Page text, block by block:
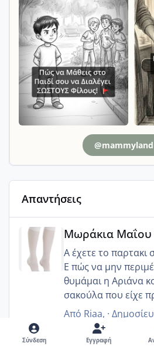
Απαντήσεις
Μωράκια Μαΐου 2026 🌸🌻🌹
Μωράκια Μαΐου
Α έχετε το παρτακι
Ε πώς να μην
θυμάμαι η Αριάνα
σακούλα που είχε
πάρτι της, τα
καναπέ και τα
πολύ πολύ
Από Riaa, ·
Μωράκια Δεκεμβρίου 2026
Μωράκια
Σύνδεση Εγγραφή